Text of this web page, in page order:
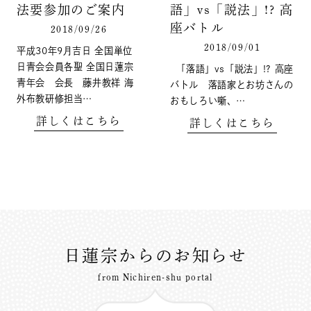
法要参加のご案内
2018/09/26
平成30年9月吉日 全国単位
日青会会員各聖 全国日蓮宗
青年会 会長 藤井教祥 海
外布教研修担当…
詳しくはこちら
語」vs「説法」!? 高
座バトル
2018/09/01
「落語」vs「説法」!? 高座
バトル 落語家とお坊さんの
おもしろい噺、…
詳しくはこちら
日蓮宗からのお知らせ
from Nichiren-shu portal